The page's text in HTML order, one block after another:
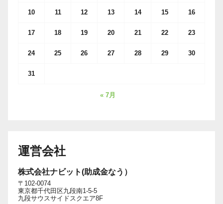
10 11 12 13 14 15 16
17 18 19 20 21 22 23
24 25 26 27 28 29 30
31
« 7月
運営会社
株式会社ナビット(助成金なう）
〒102-0074
東京都千代田区九段南1-5-5
九段サウスサイドスクエア8F